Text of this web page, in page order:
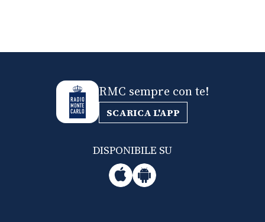
RMC sempre con te!
SCARICA L'APP
DISPONIBILE SU